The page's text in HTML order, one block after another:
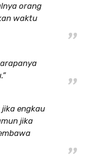
orang
waktu
jika engkau
jika